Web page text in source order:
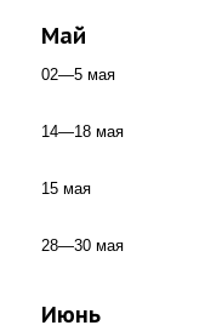
Май
02—5 мая
14—18 мая
15 мая
28—30 мая
Июнь